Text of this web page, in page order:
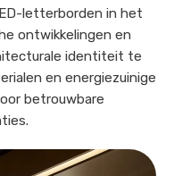
letterborden in het
ontwikkelingen en
identiteit te
en energiezuinige
betrouwbare